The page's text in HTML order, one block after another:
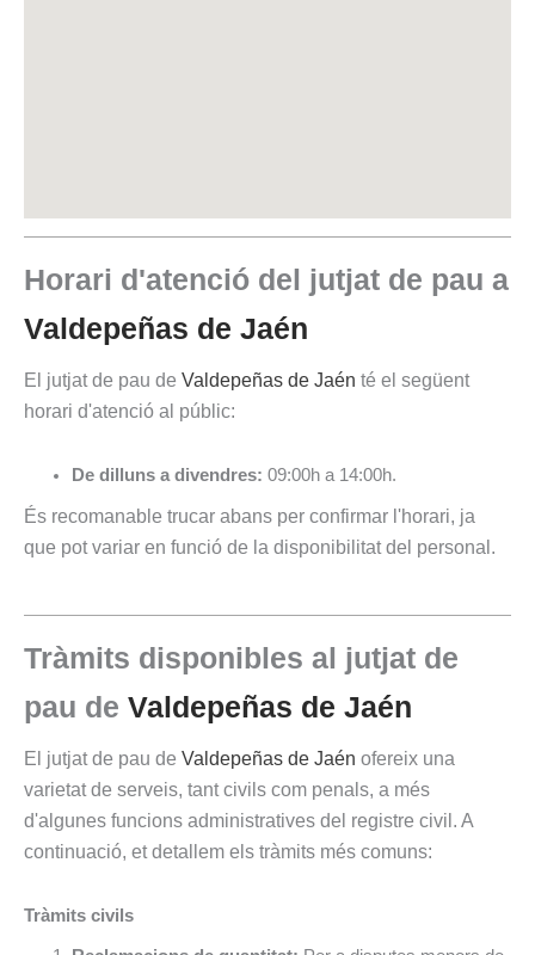
Horari d'atenció del jutjat de pau a
Valdepeñas de Jaén
El jutjat de pau de Valdepeñas de Jaén té el següent
horari d'atenció al públic:
De dilluns a divendres: 09:00h a 14:00h.
És recomanable trucar abans per confirmar l'horari, ja
que pot variar en funció de la disponibilitat del personal.
Tràmits disponibles al jutjat de
pau de Valdepeñas de Jaén
El jutjat de pau de Valdepeñas de Jaén ofereix una
varietat de serveis, tant civils com penals, a més
d'algunes funcions administratives del registre civil. A
continuació, et detallem els tràmits més comuns:
Tràmits civils